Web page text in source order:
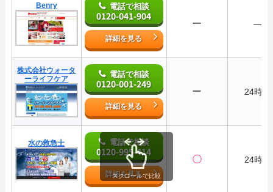
Benry 電話で相談
0120-041-904
詳細を見る
ー ―
株式会社ウォータ
ーライフケア
電話で相談
0120-001-249
詳細を見る
ー 24時間
水の救急士 電話で相談
0120-995-414
詳細を見る
〇 24時間
スクロールで比較